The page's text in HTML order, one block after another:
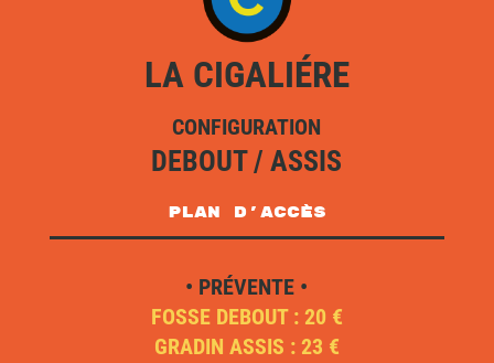
LA CIGALIÉRE
CONFIGURATION
DEBOUT / ASSIS
plan d'accès
• PRÉVENTE •
FOSSE DEBOUT : 20 €
GRADIN ASSIS : 23 €